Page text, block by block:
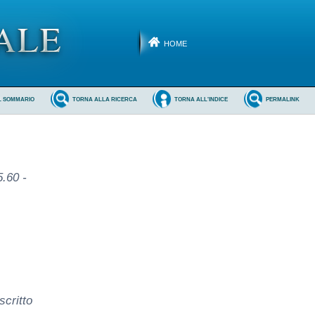
HOME
PERMALINK
TORNA ALL'INDICE
TORNA ALLA RICERCA
SOMMARIO
-